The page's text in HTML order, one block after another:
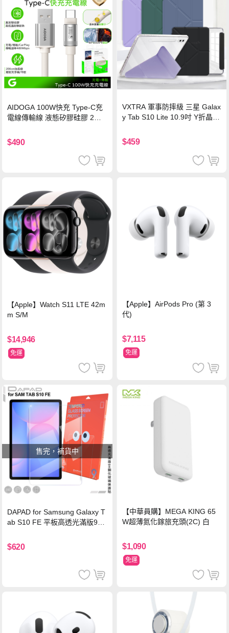
AIDOGA 100W快充 Type-C充
電線傳輸線 液態矽膠硅膠 2M
$490
VXTRA 軍事防摔級 三星 Galax
y Tab S10 Lite 10.9吋 Y折晶透
$459
【Apple】Watch S11 LTE 42m
m S/M
$14,946
免運
【Apple】AirPods Pro (第 3
代)
$7,115
免運
售完，補貨中
DAPAD for Samsung Galaxy T
ab S10 FE 平板高透光滿版9H
$620
【中華員購】MEGA KING 65
W超薄氮化鎵旅充頭(2C) 白
$1,090
免運